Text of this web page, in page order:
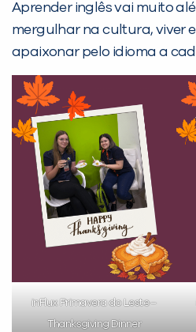
Aprender inglês vai muito
mergulhar na cultura, viver
apaixonar pelo idioma a
inFlux Primavera do Leste –
Thanksgiving Dinner
Preencha com seus
já vamos te
Você é aluno inFlux?
Não